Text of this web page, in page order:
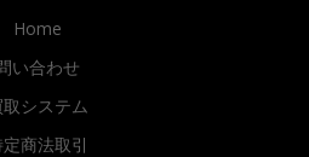
Home
い合わせ
取システム
商法取引